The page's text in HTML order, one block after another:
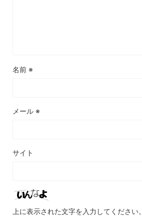
名前 ※
メール ※
サイト
上に表示された文字を入力してください。